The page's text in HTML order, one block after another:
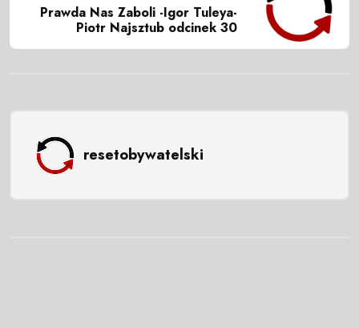
Prawda Nas Zaboli -Igor Tuleya-
Piotr Najsztub odcinek 30
resetobywatelski